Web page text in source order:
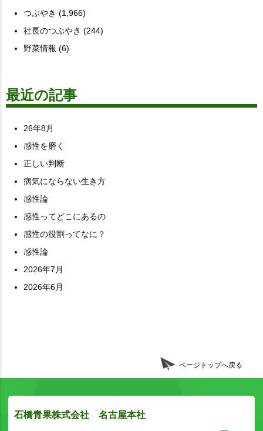
つぶやき (1,966)
社長のつぶやき (244)
野菜情報 (6)
最近の記事
26年8月
感性を磨く
正しい判断
病気にならない生き方
感性論
感性ってどこにあるの
感性の役割ってなに？
感性論
2026年7月
2026年6月
ページトップへ戻る
石橋青果株式会社 名古屋本社